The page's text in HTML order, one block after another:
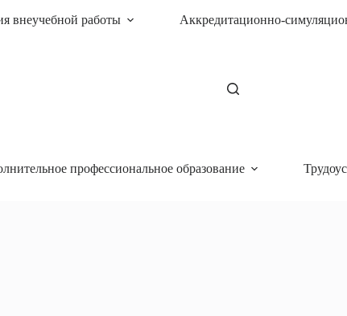
внеучебной работы Аккредитационно-
профессиональное образование